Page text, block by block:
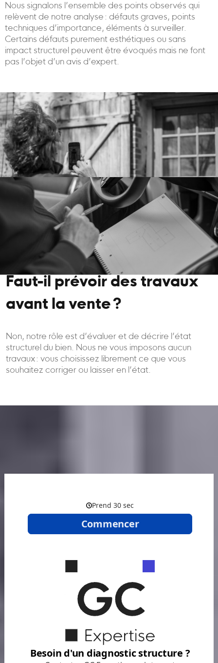
Nous signalons l’ensemble des points observés qui
relèvent de notre analyse : défauts graves, points
techniques d’importance, éléments à surveiller.
Certains défauts purement esthétiques ou sans
impact structurel peuvent être évoqués mais ne font
pas l’objet d’un avis d’expert.
Faut-il prévoir des travaux
avant la vente ?
Non, notre rôle est d’évaluer et de décrire l’état
structurel du bien. Nous ne vous imposons aucun
travaux : vous choisissez librement ce que vous
souhaitez corriger ou laisser en l’état.